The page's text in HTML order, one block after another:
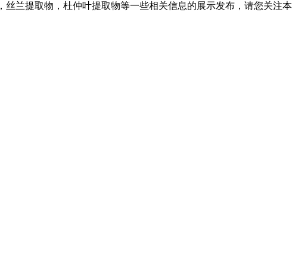
，丝兰提取物，杜仲叶提取物等一些相关信息的展示发布，请您关注